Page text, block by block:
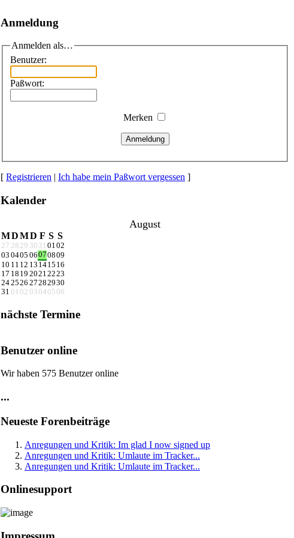
Anmeldung
Anmelden als…
Benutzer:
Paßwort:
Merken
Anmeldung
[ Registrieren | Ich habe mein Paßwort vergessen ]
Kalender
August
MDMD F S S
27 28 29 30 31 0102
03 0405 06070809
10 11 12 13 1415 16
17 18 19 20212223
242526 27282930
31 01 02 03 04 05 06
nächste Termine
Benutzer online
Wir haben 575 Benutzer online
...
Neueste Forenbeiträge
Anregungen und Kritik: Im glad I now signed up
Anregungen und Kritik: Umlaute im Tracker...
Anregungen und Kritik: Umlaute im Tracker...
Onlinesupport